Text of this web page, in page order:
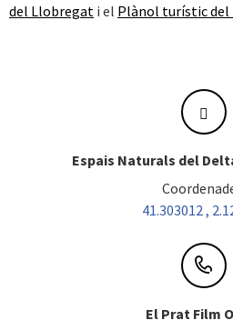
del Llobregat i el Plànol turístic del
Espais Naturals del
41.303012 ,
El Prat Film